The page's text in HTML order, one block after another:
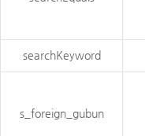
searchKeyword
s_foreign_gubun